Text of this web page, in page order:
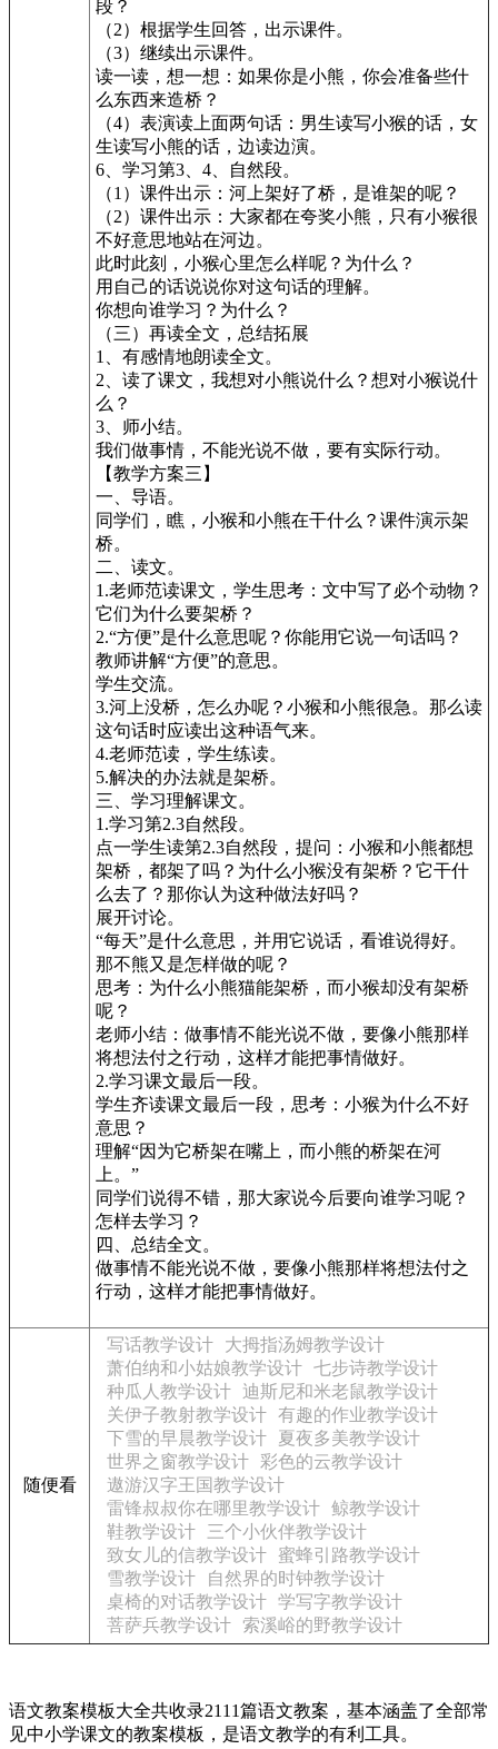
段？
（2）根据学生回答，出示课件。
（3）继续出示课件。
读一读，想一想：如果你是小熊，你会准备些什
么东西来造桥？
（4）表演读上面两句话：男生读写小猴的话，女
生读写小熊的话，边读边演。
6、学习第3、4、自然段。
（1）课件出示：河上架好了桥，是谁架的呢？
（2）课件出示：大家都在夸奖小熊，只有小猴很
不好意思地站在河边。
此时此刻，小猴心里怎么样呢？为什么？
用自己的话说说你对这句话的理解。
你想向谁学习？为什么？
（三）再读全文，总结拓展
1、有感情地朗读全文。
2、读了课文，我想对小熊说什么？想对小猴说什
么？
3、师小结。
我们做事情，不能光说不做，要有实际行动。
【教学方案三】
一、导语。
同学们，瞧，小猴和小熊在干什么？课件演示架
桥。
二、读文。
1.老师范读课文，学生思考：文中写了必个动物？
它们为什么要架桥？
2.“方便”是什么意思呢？你能用它说一句话吗？
教师讲解“方便”的意思。
学生交流。
3.河上没桥，怎么办呢？小猴和小熊很急。那么读
这句话时应读出这种语气来。
4.老师范读，学生练读。
5.解决的办法就是架桥。
三、学习理解课文。
1.学习第2.3自然段。
点一学生读第2.3自然段，提问：小猴和小熊都想
架桥，都架了吗？为什么小猴没有架桥？它干什
么去了？那你认为这种做法好吗？
展开讨论。
“每天”是什么意思，并用它说话，看谁说得好。
那不熊又是怎样做的呢？
思考：为什么小熊猫能架桥，而小猴却没有架桥
呢？
老师小结：做事情不能光说不做，要像小熊那样
将想法付之行动，这样才能把事情做好。
2.学习课文最后一段。
学生齐读课文最后一段，思考：小猴为什么不好
意思？
理解“因为它桥架在嘴上，而小熊的桥架在河
上。”
同学们说得不错，那大家说今后要向谁学习呢？
怎样去学习？
四、总结全文。
做事情不能光说不做，要像小熊那样将想法付之
行动，这样才能把事情做好。
随便看
写话教学设计
大拇指汤姆教学设计
萧伯纳和小姑娘教学设计 七步诗教学设计
种瓜人教学设计 迪斯尼和米老鼠教学设计
关伊子教射教学设计 有趣的作业教学设计
下雪的早晨教学设计
夏夜多美教学设计
世界之窗教学设计
彩色的云教学设计
遨游汉字王国教学设计
雷锋叔叔你在哪里教学设计 鲸教学设计
鞋教学设计
三个小伙伴教学设计
致女儿的信教学设计 蜜蜂引路教学设计
雪教学设计
自然界的时钟教学设计
桌椅的对话教学设计 学写字教学设计
菩萨兵教学设计
索溪峪的野教学设计
语文教案模板大全共收录2111篇语文教案，基本涵盖了全部常
见中小学课文的教案模板，是语文教学的有利工具。